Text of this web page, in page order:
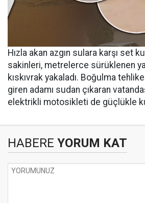
Hızla akan azgın sulara karşı set
sakinleri, metrelerce sürüklenen
kıskıvrak yakaladı. Boğulma
giren adamı sudan çıkaran
elektrikli motosikleti de güçlükle
HABERE YORUM KAT